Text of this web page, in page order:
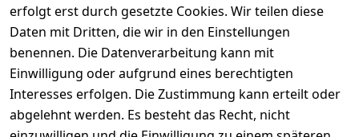
erfolgt erst durch gesetzte Cookies. Wir teilen diese
Daten mit Dritten, die wir in den Einstellungen
benennen. Die Datenverarbeitung kann mit
Einwilligung oder aufgrund eines berechtigten
Interesses erfolgen. Die Zustimmung kann erteilt oder
abgelehnt werden. Es besteht das Recht, nicht
Informationen
Mein Konto